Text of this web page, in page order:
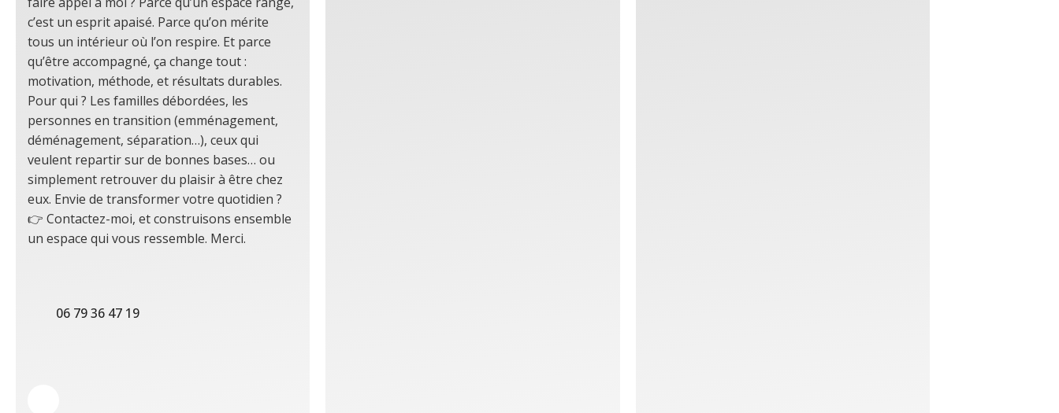
c’est un esprit apaisé. Parce qu’on mérite
tous un intérieur où l’on respire. Et parce
qu’être accompagné, ça change tout :
motivation, méthode, et résultats durables.
Pour qui ? Les familles débordées, les
personnes en transition (emménagement,
déménagement, séparation…), ceux qui
veulent repartir sur de bonnes bases… ou
simplement retrouver du plaisir à être chez
eux. Envie de transformer votre quotidien ?
👉 Contactez-moi, et construisons ensemble
un espace qui vous ressemble. Merci.
06 79 36 47 19